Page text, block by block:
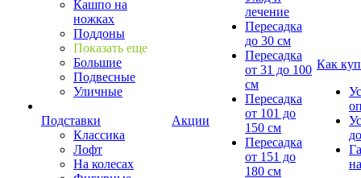
Кашпо на
ножках
Поддоны
Показать еще
Большие
Подвесные
Уличные
Подставки
Классика
Лофт
На колесах
Акции
лечение
Пересадка
до 30 см
Пересадка
от 31 до 100
см
Пересадка
от 101 до
150 см
Пересадка
от 151 до
180 см
Как